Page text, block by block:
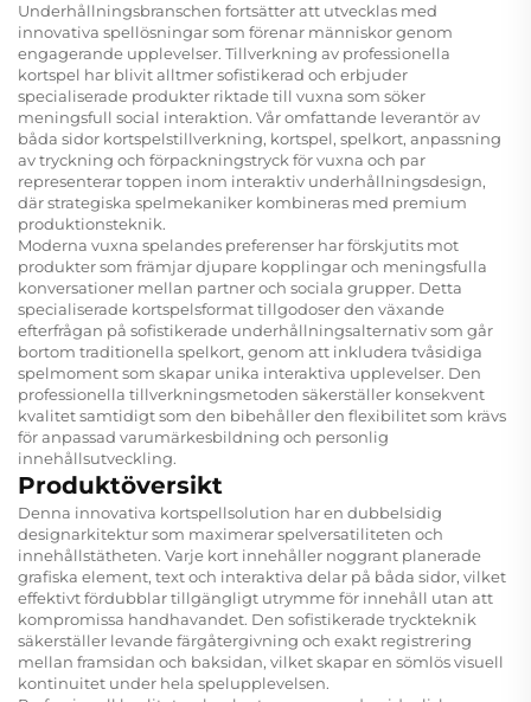
Underhållningsbranschen fortsätter att utvecklas med
innovativa spellösningar som förenar människor genom
engagerande upplevelser. Tillverkning av professionella
kortspel har blivit alltmer sofistikerad och erbjuder
specialiserade produkter riktade till vuxna som söker
meningsfull social interaktion. Vår omfattande leverantör av
båda sidor kortspelstillverkning, kortspel, spelkort, anpassning
av tryckning och förpackningstryck för vuxna och par
representerar toppen inom interaktiv underhållningsdesign,
där strategiska spelmekaniker kombineras med premium
produktionsteknik.
Moderna vuxna spelandes preferenser har förskjutits mot
produkter som främjar djupare kopplingar och meningsfulla
konversationer mellan partner och sociala grupper. Detta
specialiserade kortspelsformat tillgodoser den växande
efterfrågan på sofistikerade underhållningsalternativ som går
bortom traditionella spelkort, genom att inkludera tvåsidiga
spelmoment som skapar unika interaktiva upplevelser. Den
professionella tillverkningsmetoden säkerställer konsekvent
kvalitet samtidigt som den bibehåller den flexibilitet som krävs
för anpassad varumärkesbildning och personlig
innehållsutveckling.
Produktöversikt
Denna innovativa kortspellsolution har en dubbelsidig
designarkitektur som maximerar spelversatiliteten och
innehållstätheten. Varje kort innehåller noggrant planerade
grafiska element, text och interaktiva delar på båda sidor, vilket
effektivt fördubblar tillgängligt utrymme för innehåll utan att
kompromissa handhavandet. Den sofistikerade tryckteknik
säkerställer levande färgåtergivning och exakt registrering
mellan framsidan och baksidan, vilket skapar en sömlös visuell
kontinuitet under hela spelupplevelsen.